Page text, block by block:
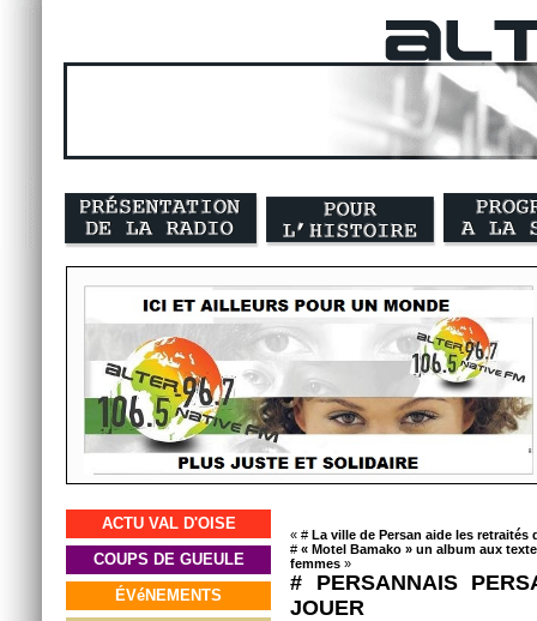
ACTU VAL D'OISE
COUPS DE GUEULE
ÉVéNEMENTS
« # La ville de Persan aide les retraités
# « Motel Bamako » un album aux
femmes »
# PERSANNAIS
JOUER